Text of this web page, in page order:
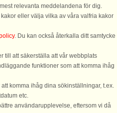
från 9.900 SEK
3, 2. - 1114 København K - Danmark
70 70 - Bank: Danske Bank/Stockholm
relevanta meddelandena för dig.
eller välja vilka av våra valfria kakor
. Du kan också återkalla ditt samtycke
till att säkerställa att vår webbplats
funktioner som att komma ihåg
komma ihåg dina sökinställningar, t.ex.
etc.
användarupplevelse, eftersom vi då